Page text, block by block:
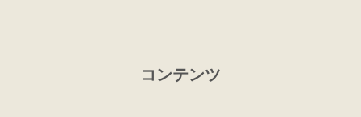
コンテンツ